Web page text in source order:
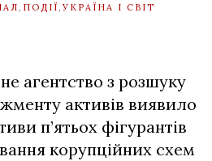
ПОДІЇ УКРАЇНА І СВІТ
агентство з розшуку
активів виявило
п’ятьох фігурантів
корупційних схем